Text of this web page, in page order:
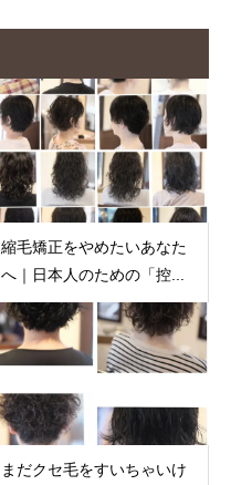
縮毛矯正をやめたいあなた
へ｜日本人のための「控...
まだクセ毛をすいちゃいけ